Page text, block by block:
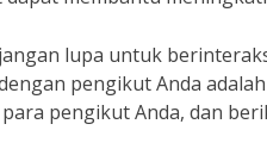
lupa untuk
pengikut Anda
pengikut Anda, dan